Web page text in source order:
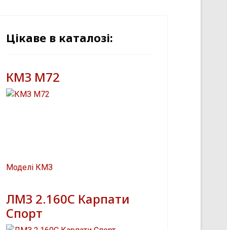
Цікаве в каталозі:
КМЗ М72
Моделі КМЗ
ЛМЗ 2.160С Карпати
Спорт